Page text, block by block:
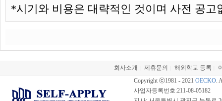
*시기와 비용은 대략적인 것이며 사전 공고
회사소개 제휴문의 해외학교 등록
Copyright ⓒ1981 - 2021 OECKO.
사업자등록번호:211-08-05182